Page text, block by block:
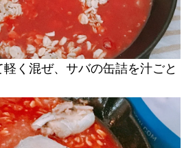
く混ぜ、サバの缶詰を汁ごと